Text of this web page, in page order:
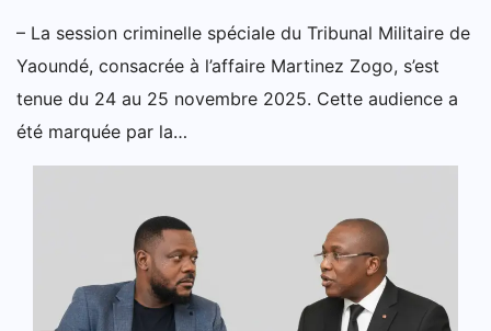
– La session criminelle spéciale du Tribunal Militaire de
Yaoundé, consacrée à l’affaire Martinez Zogo, s’est
tenue du 24 au 25 novembre 2025. Cette audience a
été marquée par la…